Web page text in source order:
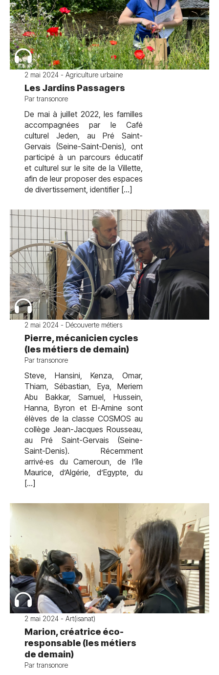
2 mai 2024 - Agriculture urbaine
Les Jardins Passagers
Par transonore
De mai à juillet 2022, les familles
accompagnées par le Café
culturel Jeden, au Pré Saint-
Gervais (Seine-Saint-Denis), ont
participé à un parcours éducatif
et culturel sur le site de la Villette,
afin de leur proposer des espaces
de divertissement, identifier […]
2 mai 2024 - Découverte métiers
Pierre, mécanicien cycles
(les métiers de demain)
Par transonore
Steve, Hansini, Kenza, Omar,
Thiam, Sébastian, Eya, Meriem
Abu Bakkar, Samuel, Hussein,
Hanna, Byron et El-Amine sont
élèves de la classe COSMOS au
collège Jean-Jacques Rousseau,
au Pré Saint-Gervais (Seine-
Saint-Denis). Récemment
arrivé·es du Cameroun, de l’île
Maurice, d’Algérie, d’Egypte, du
[…]
2 mai 2024 - Art(isanat)
Marion, créatrice éco-
responsable (les métiers
de demain)
Par transonore